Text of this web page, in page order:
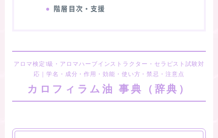
階層目次・支援
アロマ検定1級・アロマハーブインストラクター・セラピスト試験対
応｜学名・成分・作用・効能・使い方・禁忌・注意点
カロフィラム油 事典（辞典）